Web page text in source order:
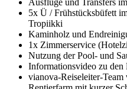
Direktflüge Kassel -
alle Flughafengebühren
Transfer Flughafen -
Ausflüge und Transfers
5x Ü / Frühstücksbüfett
Tropiikki
Kaminholz und
1x Zimmerservice